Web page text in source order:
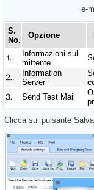
e-
S.
No.
Opzione
⒈
Informazioni sul
mittente
⒉
Information
Server
⒊
Send Test Mail
Clicca sul pulsante